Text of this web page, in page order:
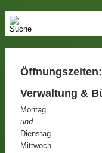
Öffnungszeiten:
Verwaltung &
Montag
und
Dienstag
Mittwoch